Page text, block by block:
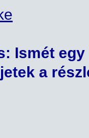
Ismét
a